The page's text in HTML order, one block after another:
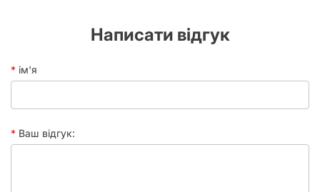
Написати відгук
ім'я
Ваш відгук: